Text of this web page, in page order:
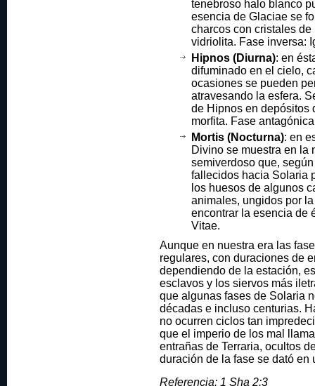
tenebroso halo blanco
esencia de Glaciae se
charcos con cristales
vidriolita. Fase inversa:
Hipnos (Diurna): en
difuminado en el cielo,
ocasiones se pueden
atravesando la esfera.
de Hipnos en depósitos
morfita. Fase
Mortis (Nocturna): en
Divino se muestra en la
semiverdoso que,
fallecidos hacia Solaria
los huesos de algunos
animales, ungidos por
encontrar la esencia de
Vitae.
Aunque en nuestra era las
regulares, con duraciones de
dependiendo de la estación,
esclavos y los siervos más
que algunas fases de Solaria
décadas e incluso centurias.
no ocurren ciclos tan
que el imperio de los mal
entrañas de Terraria, ocultos
duración de la fase se dató en
Referencia: 1 Sha 2:3